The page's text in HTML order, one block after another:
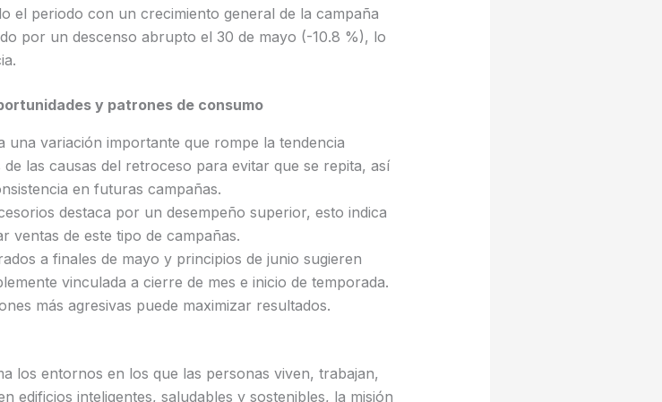
el periodo con un crecimiento general de la campaña
por un descenso abrupto el 30 de mayo (-10.8 %), lo
y patrones de consumo
una variación importante que rompe la tendencia
las causas del retroceso para evitar que se repita, así
en futuras campañas.
destaca por un desempeño superior, esto indica
ventas de este tipo de campañas.
a finales de mayo y principios de junio sugieren
vinculada a cierre de mes e inicio de temporada.
más agresivas puede maximizar resultados.
los entornos en los que las personas viven, trabajan,
edificios inteligentes, saludables y sostenibles, la misión